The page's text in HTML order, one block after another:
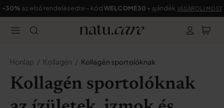
-30% az első rendelésedre – kód WELCOME30 + ajándék VÁSÁROLJ MOST
Honlap Kollagén Kollagén sportolóknak
Kollagén sportolóknak